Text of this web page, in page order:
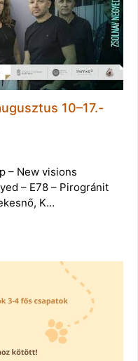
10–17.-
– New visions
– E78 – Pirogránit
K…